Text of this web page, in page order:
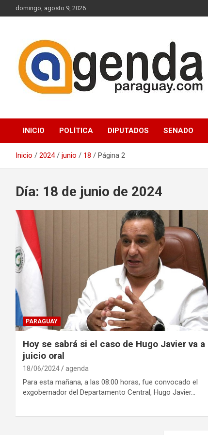
al
domingo, agosto 9, 2026
Agenda Paraguay
INICIO POLÍTICA DIPUTADOS SENADO
Inicio 2024 junio 18 Página 2
Día: 18 de junio de 2024
PARAGUAY
Hoy se sabrá si el caso de Hugo Javier va a
juicio oral
18/06/2024 agenda
Para esta mañana, a las 08:00 horas, fue convocado el
exgobernador del Departamento Central, Hugo Javier…